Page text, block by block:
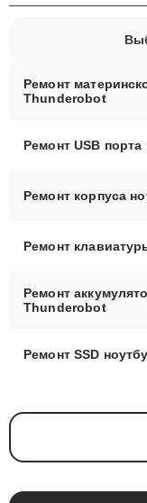
Ремонт
Thunderobot
Ремонт USB
Ремонт корпуса
Ремонт
Ремонт
Thunderobot
Ремонт SSD